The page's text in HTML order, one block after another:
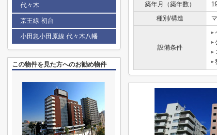
築年月（築年数）
種別/構造
設備条件
代々木
京王線 初台
小田急小田原線 代々木八幡
この物件を見た方へのお勧め物件